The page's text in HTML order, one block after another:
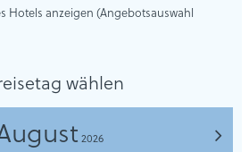
Hotels anzeigen (Angebotsauswahl
wählen
>
2026